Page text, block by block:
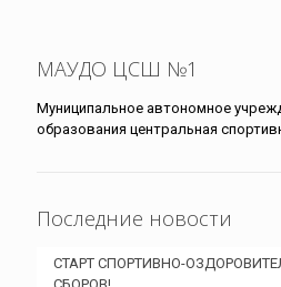
МАУДО ЦСШ №1
Муниципальное автономное
образования центральная
Последние новости
СТАРТ СПОРТИВНО-